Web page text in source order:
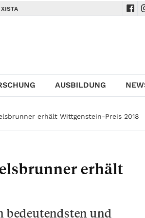
XISTA
AUSBILDUNG
erhält Wittgenstein-Preis 2018
erhält
und